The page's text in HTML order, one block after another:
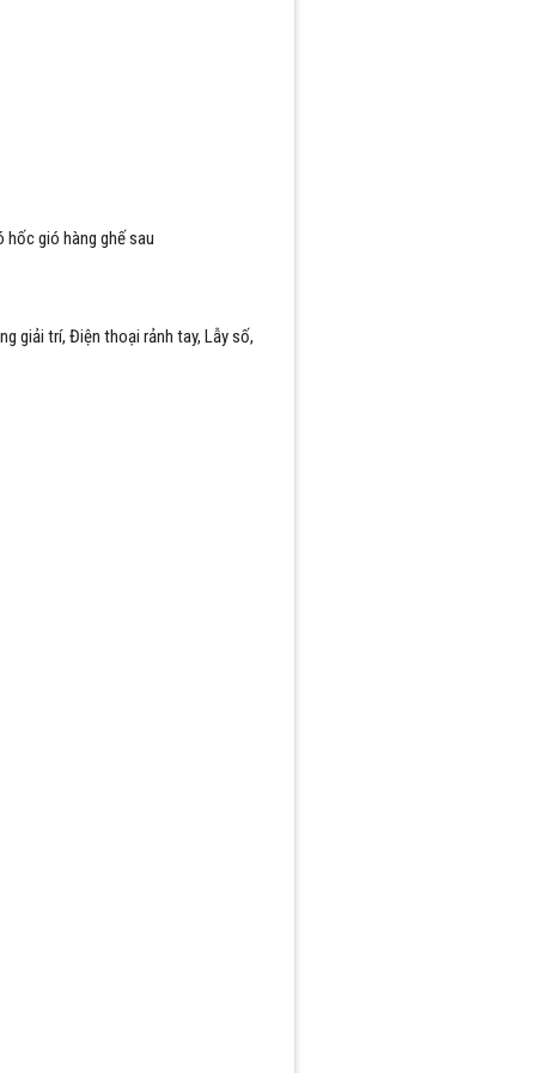
hốc gió hàng ghế sau
giải trí, Điện thoại rảnh tay, Lẫy số,